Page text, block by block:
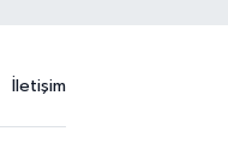
İletişim